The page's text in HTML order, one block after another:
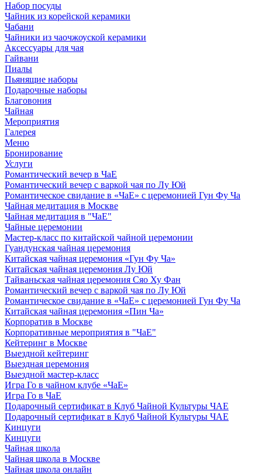
Набор посуды
Чайник из корейской керамики
Чабани
Чайники из чаочжоуской керамики
Аксессуары для чая
Гайвани
Пиалы
Пьянящие наборы
Подарочные наборы
Благовония
Чайная
Мероприятия
Галерея
Меню
Бронирование
Услуги
Романтический вечер в ЧаЕ
Романтический вечер с варкой чая по Лу Юй
Романтическое свидание в «ЧаЕ» с церемонией Гун Фу Ча
Чайная медитация в Москве
Чайная медитация в "ЧаЕ"
Чайные церемонии
Мастер-класс по китайской чайной церемонии
Гуандунская чайная церемония
Китайская чайная церемония «Гун Фу Ча»
Китайская чайная церемония Лу Юй
Тайваньская чайная церемония Сяо Ху Фан
Романтический вечер с варкой чая по Лу Юй
Романтическое свидание в «ЧаЕ» с церемонией Гун Фу Ча
Китайская чайная церемония «Пин Ча»
Корпоратив в Москве
Корпоративные мероприятия в "ЧаЕ"
Кейтеринг в Москве
Выездной кейтеринг
Выездная церемония
Выездной мастер-класс
Игра Го в чайном клубе «ЧаЕ»
Игра Го в ЧаЕ
Подарочный сертификат в Клуб Чайной Культуры ЧАЕ
Подарочный сертификат в Клуб Чайной Культуры ЧАЕ
Кинцуги
Кинцуги
Чайная школа
Чайная школа в Москве
Чайная школа онлайн